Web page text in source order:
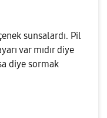
sunsalardı. Pil
var mıdır diye
diye sormak